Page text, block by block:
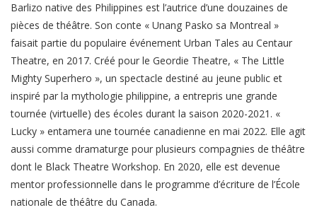
Barlizo native des Philippines est l’autrice d’une douzaines de
pièces de théâtre. Son conte « Unang Pasko sa Montreal »
faisait partie du populaire événement Urban Tales au Centaur
Theatre, en 2017. Créé pour le Geordie Theatre, « The Little
Mighty Superhero », un spectacle destiné au jeune public et
inspiré par la mythologie philippine, a entrepris une grande
tournée (virtuelle) des écoles durant la saison 2020-2021. «
Lucky » entamera une tournée canadienne en mai 2022. Elle agit
aussi comme dramaturge pour plusieurs compagnies de théâtre
dont le Black Theatre Workshop. En 2020, elle est devenue
mentor professionnelle dans le programme d’écriture de l’École
nationale de théâtre du Canada.